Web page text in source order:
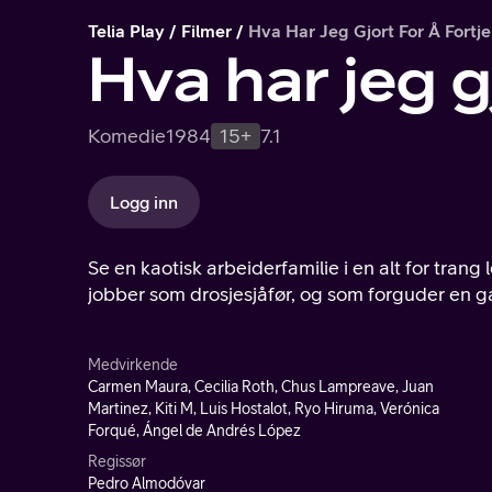
Telia Play Filmer Hva Har Jeg Gjort For Å
Hva har jeg
Komedie1984 15+ 7.1
Logg inn
Se en kaotisk arbeiderfamilie i en alt for
jobber som drosjesjåfør, og som forguder en
Medvirkende
Carmen Maura, Cecilia Roth, Chus Lampreave, Juan
Martinez, Kiti M, Luis Hostalot, Ryo Hiruma, Verónica
Forqué, Ángel de Andrés López
Regissør
Pedro Almodóvar